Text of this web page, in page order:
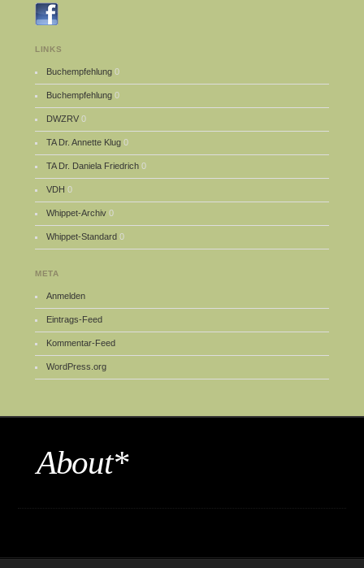
LINKS
Buchempfehlung 0
Buchempfehlung 0
DWZRV 0
TA Dr. Annette Klug 0
TA Dr. Daniela Friedrich 0
VDH 0
Whippet-Archiv 0
Whippet-Standard 0
META
Anmelden
Eintrags-Feed
Kommentar-Feed
WordPress.org
About*